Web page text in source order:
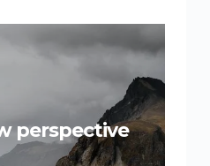
perspective